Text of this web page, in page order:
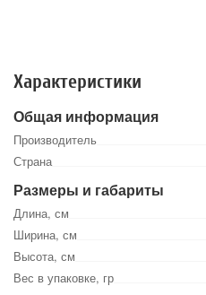
Характеристики
Общая информация
Производитель
Страна
Размеры и габариты
Длина, см
Ширина, см
Высота, см
Вес в упаковке, гр